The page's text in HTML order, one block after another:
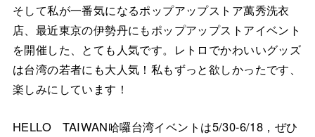
そして私が一番気になるポップアップストア萬秀洗衣
店、最近東京の伊勢丹にもポップアップストアイベント
を開催した、とても人気です。レトロでかわいいグッズ
は台湾の若者にも大人気！私もずっと欲しかったです、
楽しみにしています！
HELLO TAIWAN哈囉台湾イベントは5/30-6/18，ぜひ